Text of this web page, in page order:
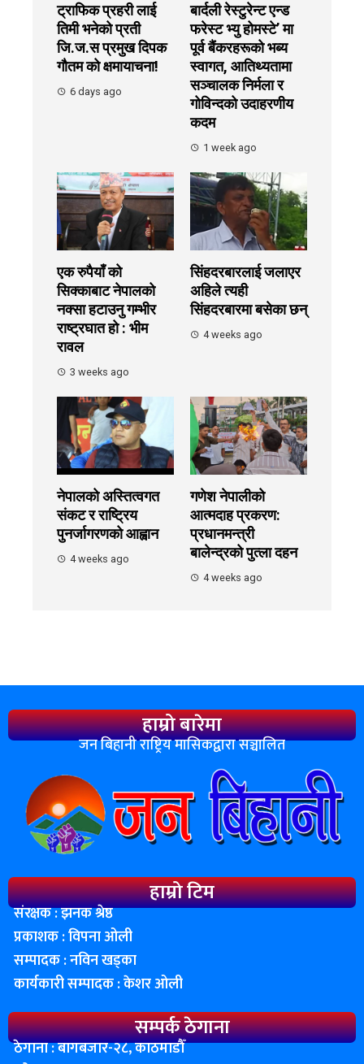
ट्राफिक प्रहरी लाई
तिमी भनेको प्रती
जि.ज.स प्रमुख दिपक
गौतम को क्षमायाचना!
6 days ago
बार्दली रेस्टुरेन्ट एन्ड
फरेस्ट भ्यु होमस्टे’ मा
पूर्व बैंकरहरूको भब्य
स्वागत, आतिथ्यतामा
सञ्चालक निर्मला र
गोविन्दको उदाहरणीय
कदम
1 week ago
एक रुपैयाँ को
सिक्काबाट नेपालको
नक्सा हटाउनु गम्भीर
राष्ट्रघात हो : भीम
रावल
3 weeks ago
सिंहदरबारलाई जलाएर
अहिले त्यही
सिंहदरबारमा बसेका छन्
4 weeks ago
नेपालको अस्तित्वगत
संकट र राष्ट्रिय
पुनर्जागरणको आह्वान
4 weeks ago
गणेश नेपालीको
आत्मदाह प्रकरण:
प्रधानमन्त्री
बालेन्द्रको पुत्ला दहन
4 weeks ago
हाम्रो बारेमा
जन बिहानी राष्ट्रिय मासिकद्वारा सञ्चालित
हाम्रो टिम
संरक्षक : झनक श्रेष्ठ
प्रकाशक : विपना ओली
सम्पादक : नविन खड्का
कार्यकारी सम्पादक : केशर ओली
सम्पर्क ठेगाना
ठेगाना : बागबजार-२८, काठमाडाैँ